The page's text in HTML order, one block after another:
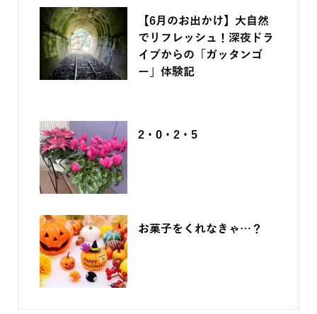
【6月のお出かけ】大自然
でリフレッシュ！深夜ドラ
イブからの「ガッタンゴ
ー」体験記
2・0・2・5
お菓子をくれなきゃ…？